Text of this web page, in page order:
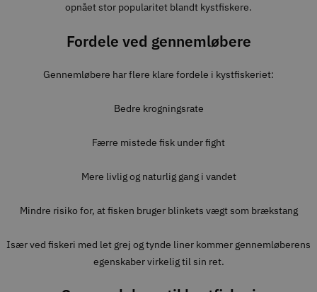
opnået stor popularitet blandt kystfiskere.
Fordele ved gennemløbere
Gennemløbere har flere klare fordele i kystfiskeriet:
Bedre krogningsrate
Færre mistede fisk under fight
Mere livlig og naturlig gang i vandet
Mindre risiko for, at fisken bruger blinkets vægt som brækstang
Især ved fiskeri med let grej og tynde liner kommer gennemløberens
egenskaber virkelig til sin ret.